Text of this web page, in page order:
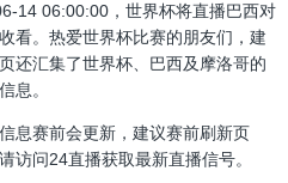
14 06:00:00，世界杯将直播巴西对
看。热爱世界杯比赛的朋友们，建
还汇集了世界杯、巴西及摩洛哥的
息。
息赛前会更新，建议赛前刷新页
访问24直播获取最新直播信号。